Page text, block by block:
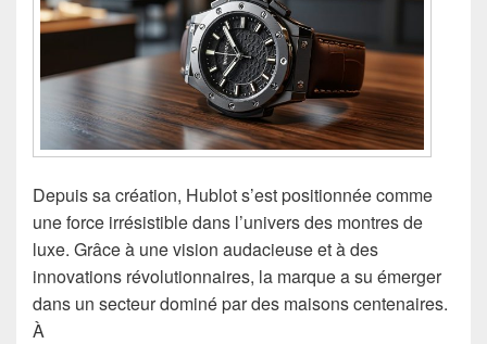
Depuis sa création, Hublot s’est positionnée comme
une force irrésistible dans l’univers des montres de
luxe. Grâce à une vision audacieuse et à des
innovations révolutionnaires, la marque a su émerger
dans un secteur dominé par des maisons centenaires.
À